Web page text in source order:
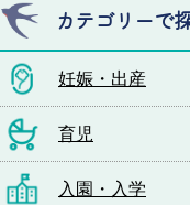
カテゴリーで
妊娠・出産
育児
入園・入学